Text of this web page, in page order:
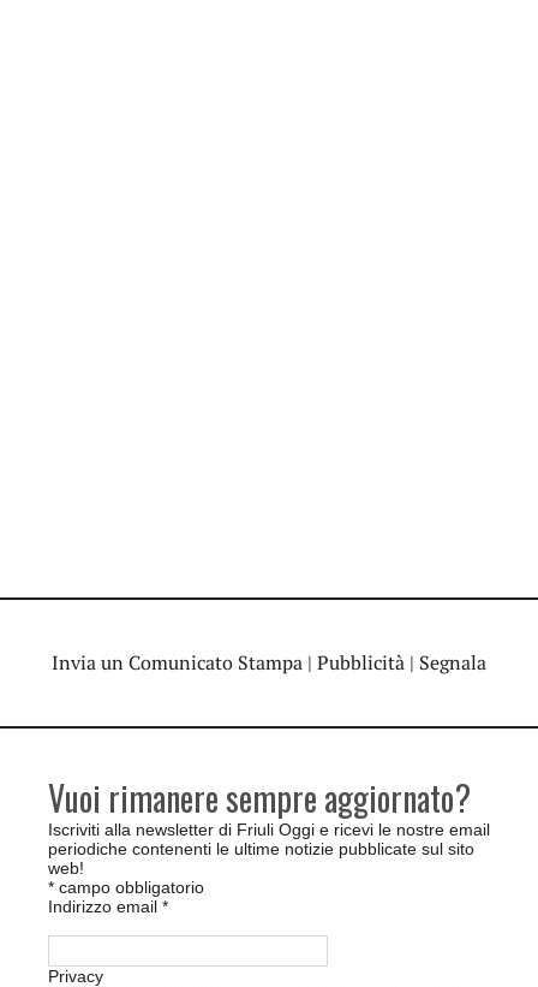
Invia un Comunicato Stampa | Pubblicità | Segnala
Vuoi rimanere sempre aggiornato?
Iscriviti alla newsletter di Friuli Oggi e ricevi le nostre email
periodiche contenenti le ultime notizie pubblicate sul sito
web!
* campo obbligatorio
Indirizzo email *
Privacy